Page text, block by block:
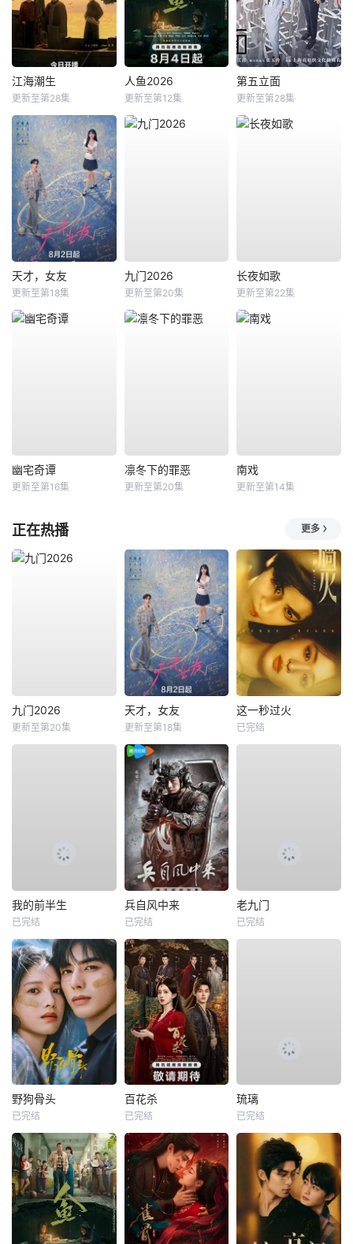
江海潮生
更新至第28集
人鱼2026
更新至第12集
第五立面
更新至第28集
天才，女友
更新至第18集
九门2026
更新至第20集
长夜如歌
更新至第22集
幽宅奇谭
更新至第16集
凛冬下的罪恶
更新至第20集
南戏
更新至第14集
正在热播 更多
九门2026
更新至第20集
天才，女友
更新至第18集
这一秒过火
已完结
我的前半生
已完结
兵自风中来
已完结
老九门
已完结
野狗骨头
已完结
百花杀
已完结
琉璃
已完结